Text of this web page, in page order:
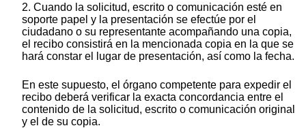
2. Cuando la solicitud, escrito o comunicación esté en
soporte papel y la presentación se efectúe por el
ciudadano o su representante acompañando una copia,
el recibo consistirá en la mencionada copia en la que se
hará constar el lugar de presentación, así como la fecha.
En este supuesto, el órgano competente para expedir el
recibo deberá verificar la exacta concordancia entre el
contenido de la solicitud, escrito o comunicación original
y el de su copia.